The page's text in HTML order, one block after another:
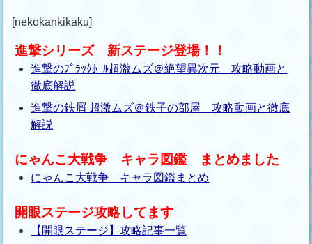
[nekokankikaku]
進撃シリーズ 新ステージ登場！！
進撃のﾌﾞﾗｯｸﾎｰﾙ超激ムズ＠絶望異次元 攻略動画と
徹底解説
進撃の鉄屑 超激ムズ＠鉄子の部屋 攻略動画と徹底
解説
にゃんこ大戦争 キャラ図鑑 まとめました
にゃんこ大戦争 キャラ図鑑まとめ
開眼ステージ攻略してます
【開眼ステージ】攻略記事一覧